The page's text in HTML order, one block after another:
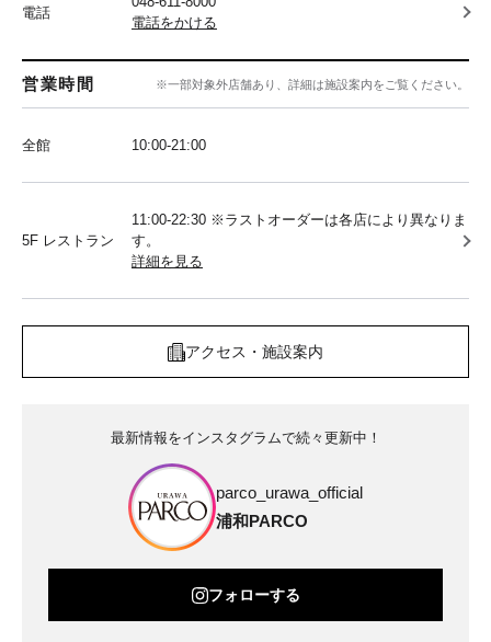
電話
電話をかける
営業時間 ※一部対象外店舗あり、詳細は施設案内をご覧ください。
全館 10:00‐21:00
5F レストラン
11:00-22:30 ※ラストオーダーは各店により異なりま
す。
詳細を見る
アクセス・施設案内
最新情報をインスタグラムで続々更新中！
parco_urawa_official
浦和PARCO
フォローする